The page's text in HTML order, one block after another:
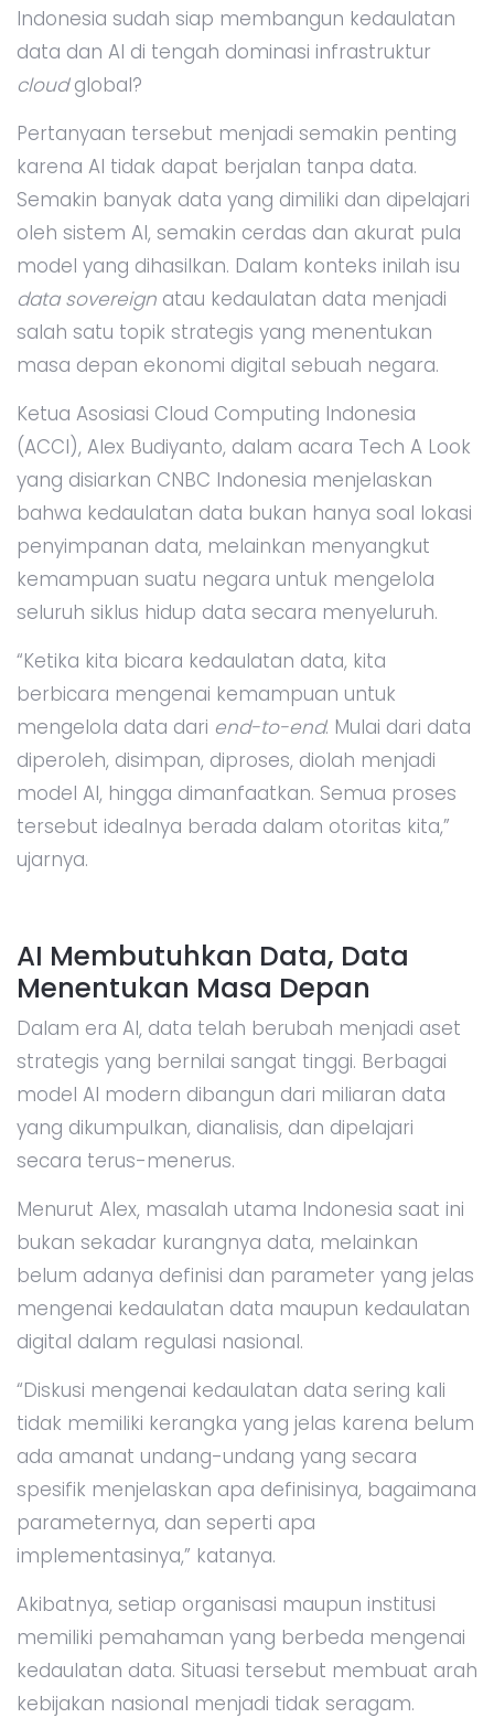
Indonesia sudah siap membangun kedaulatan
data dan AI di tengah dominasi infrastruktur
cloudglobal?
Pertanyaan tersebut menjadi semakin penting
karena AI tidak dapat berjalan tanpa data.
Semakin banyak data yang dimiliki dan dipelajari
oleh sistem AI, semakin cerdas dan akurat pula
model yang dihasilkan. Dalam konteks inilah isu
data sovereign atau kedaulatan data menjadi
salah satu topik strategis yang menentukan
masa depan ekonomi digital sebuah negara.
Ketua Asosiasi Cloud Computing Indonesia
(ACCI), Alex Budiyanto, dalam acara Tech A Look
yang disiarkan CNBC Indonesia menjelaskan
bahwa kedaulatan data bukan hanya soal lokasi
penyimpanan data, melainkan menyangkut
kemampuan suatu negara untuk mengelola
seluruh siklus hidup data secara menyeluruh.
“Ketika kita bicara kedaulatan data, kita
berbicara mengenai kemampuan untuk
mengelola data dari end-to-end. Mulai dari data
diperoleh, disimpan, diproses, diolah menjadi
model AI, hingga dimanfaatkan. Semua proses
tersebut idealnya berada dalam otoritas kita,”
ujarnya.
AI Membutuhkan Data, Data
Menentukan Masa Depan
Dalam era AI, data telah berubah menjadi aset
strategis yang bernilai sangat tinggi. Berbagai
model AI modern dibangun dari miliaran data
yang dikumpulkan, dianalisis, dan dipelajari
secara terus-menerus.
Menurut Alex, masalah utama Indonesia saat ini
bukan sekadar kurangnya data, melainkan
belum adanya definisi dan parameter yang jelas
mengenai kedaulatan data maupun kedaulatan
digital dalam regulasi nasional.
“Diskusi mengenai kedaulatan data sering kali
tidak memiliki kerangka yang jelas karena belum
ada amanat undang-undang yang secara
spesifik menjelaskan apa definisinya, bagaimana
parameternya, dan seperti apa
implementasinya,” katanya.
Akibatnya, setiap organisasi maupun institusi
memiliki pemahaman yang berbeda mengenai
kedaulatan data. Situasi tersebut membuat arah
kebijakan nasional menjadi tidak seragam.